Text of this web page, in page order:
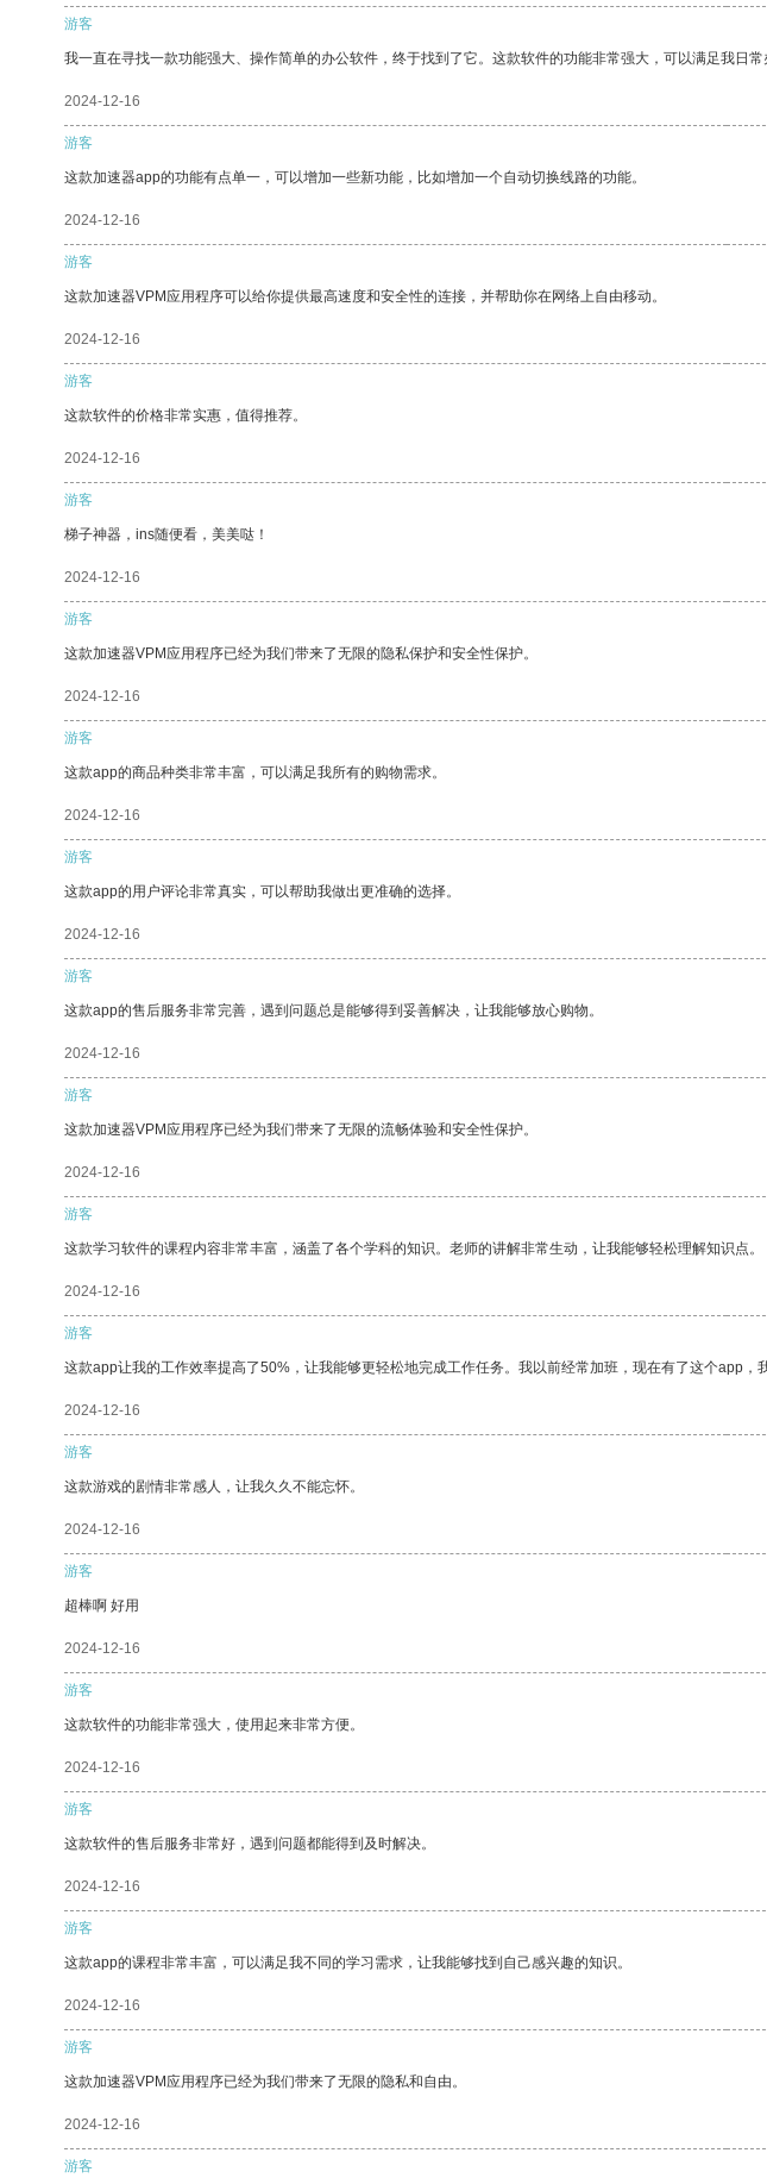
游客
我一直在寻找一款功能强大、操作简单的办公软件，终于找到了它。这款软件的功能非常强大，可以满足我日
2024-12-16
游客
这款加速器app的功能有点单一，可以增加一些新功能，比如增加一个自动切换线路的功能。
2024-12-16
游客
这款加速器VPM应用程序可以给你提供最高速度和安全性的连接，并帮助你在网络上自由移动。
2024-12-16
游客
这款软件的价格非常实惠，值得推荐。
2024-12-16
游客
梯子神器，ins随便看，美美哒！
2024-12-16
游客
这款加速器VPM应用程序已经为我们带来了无限的隐私保护和安全性保护。
2024-12-16
游客
这款app的商品种类非常丰富，可以满足我所有的购物需求。
2024-12-16
游客
这款app的用户评论非常真实，可以帮助我做出更准确的选择。
2024-12-16
游客
这款app的售后服务非常完善，遇到问题总是能够得到妥善解决，让我能够放心购物。
2024-12-16
游客
这款加速器VPM应用程序已经为我们带来了无限的流畅体验和安全性保护。
2024-12-16
游客
这款学习软件的课程内容非常丰富，涵盖了各个学科的知识。老师的讲解非常生动，让我能够轻松理解知识点。
2024-12-16
游客
这款app让我的工作效率提高了50%，让我能够更轻松地完成工作任务。我以前经常加班，现在有了这个app，
2024-12-16
游客
这款游戏的剧情非常感人，让我久久不能忘怀。
2024-12-16
游客
超棒啊 好用
2024-12-16
游客
这款软件的功能非常强大，使用起来非常方便。
2024-12-16
游客
这款软件的售后服务非常好，遇到问题都能得到及时解决。
2024-12-16
游客
这款app的课程非常丰富，可以满足我不同的学习需求，让我能够找到自己感兴趣的知识。
2024-12-16
游客
这款加速器VPM应用程序已经为我们带来了无限的隐私和自由。
2024-12-16
游客